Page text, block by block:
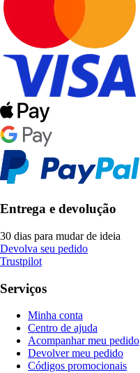
Entrega e devolução
30 dias para mudar de ideia
Devolva seu pedido
Trustpilot
Serviços
Minha conta
Centro de ajuda
Acompanhar meu pedido
Devolver meu pedido
Códigos promocionais